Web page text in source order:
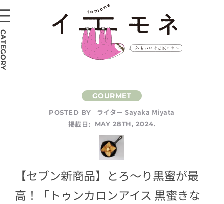
POSTED BY
ライター Sayaka Miyata
掲載日:
MAY 28TH, 2024.
【セブン新商品】とろ～り黒蜜が最
高！「トゥンカロンアイス 黒蜜きな